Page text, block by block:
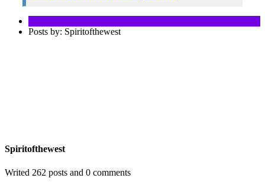
Posts by: Spiritofthewest
Spiritofthewest
Writed 262 posts and 0 comments